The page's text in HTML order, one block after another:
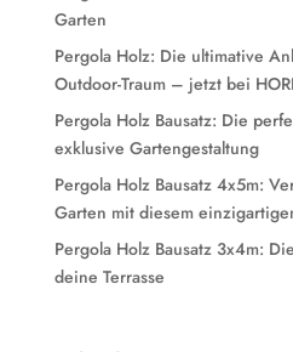
Garten
Pergola Holz: Die ultimative
Outdoor-Traum – jetzt bei
Pergola Holz Bausatz: Die
exklusive Gartengestaltung
Pergola Holz Bausatz 4x5m:
Garten mit diesem
Pergola Holz Bausatz 3x4m:
deine Terrasse